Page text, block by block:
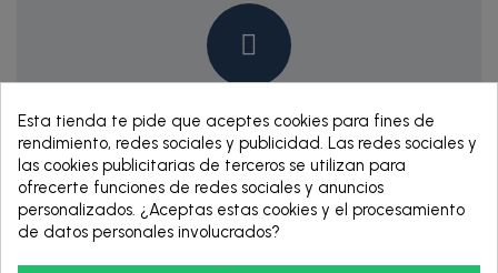
Pago Seguro
Aseguramos tus pagos online
Esta tienda te pide que aceptes cookies para fines de
rendimiento, redes sociales y publicidad. Las redes sociales y
las cookies publicitarias de terceros se utilizan para
ofrecerte funciones de redes sociales y anuncios
personalizados. ¿Aceptas estas cookies y el procesamiento
de datos personales involucrados?